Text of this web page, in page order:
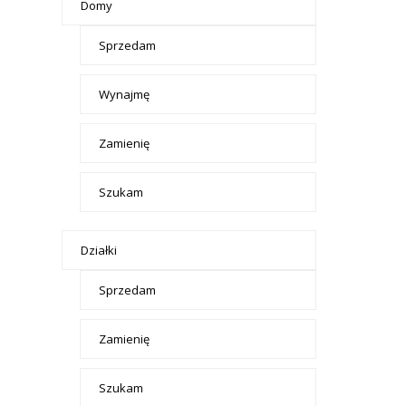
Domy
Sprzedam
Wynajmę
Zamienię
Szukam
Działki
Sprzedam
Zamienię
Szukam